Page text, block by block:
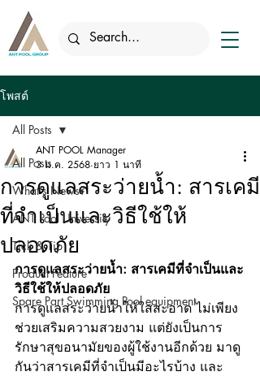
โพสต์
All Posts
What's News?
ANT Pool University
Tick & Tip
Product Feature
Spare Part Swimming Pool equipment
All Posts
การดูแลสระว่ายน้ำ: สารเคมี
ที่จำเป็นและวิธีใช้ให้
ปลอดภัย
ANT POOL Manager
3 ม.ค. 2568 ยาว 1 นาที
การดูแลสระว่ายน้ำ: สารเคมีที่จำเป็นและ
วิธีใช้ให้ปลอดภัย
การดูแลสระว่ายน้ำให้ใสสะอาด ไม่เพียง
ช่วยเสริมความสวยงาม แต่ยังเป็นการ
รักษาสุขอนามัยของผู้ใช้งานอีกด้วย มาดู
กันว่าสารเคมีที่จำเป็นมีอะไรบ้าง และ